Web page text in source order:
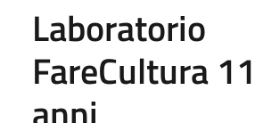
Laboratorio
FareCultura